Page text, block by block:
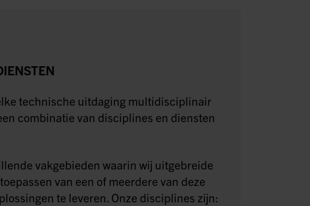
technische uitdaging multidisciplinair
combinatie van disciplines en diensten
vakgebieden waarin wij uitgebreide
van een of meerdere van deze
te leveren. Onze disciplines zijn: